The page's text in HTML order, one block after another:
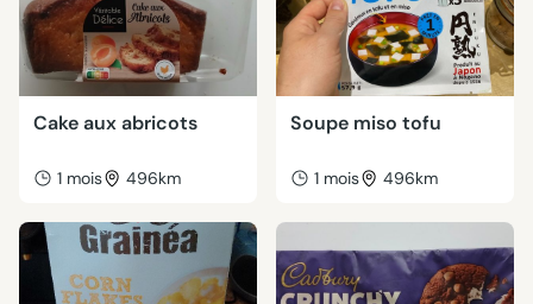
Cake aux abricots
1 mois 496km
Soupe miso tofu
1 mois 496km